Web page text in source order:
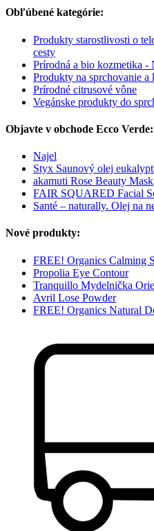
Obľúbené kategórie:
Produkty starostlivosti o
cesty
Prírodná a bio kozmetika -
Produkty na sprchovanie a
Prírodné citrusové vône
Vegánske produkty do
Objavte v obchode Ecco Verde:
Najel
Styx Saunový olej
akamuti Rose Beauty Mask
FAIR SQUARED Facial
Santé – naturally. Olej na
Nové produkty:
FREE! Organics Calming
Propolia Eye Contour
Tranquillo Mydelnička
Avril Lose Powder
FREE! Organics Natural